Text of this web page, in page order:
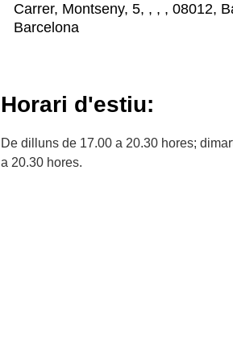
Carrer, Montseny, 5, , , , 08012,
Barcelona
Horari d'estiu:
De dilluns de 17.00 a 20.30 hores;
a 20.30 hores.